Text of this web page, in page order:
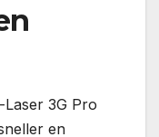
3G Pro
en